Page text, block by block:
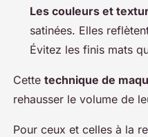
Les couleurs et
satinées. Elles
Évitez les finis mats
Cette technique de
rehausser le volume de
Pour ceux et celles à la